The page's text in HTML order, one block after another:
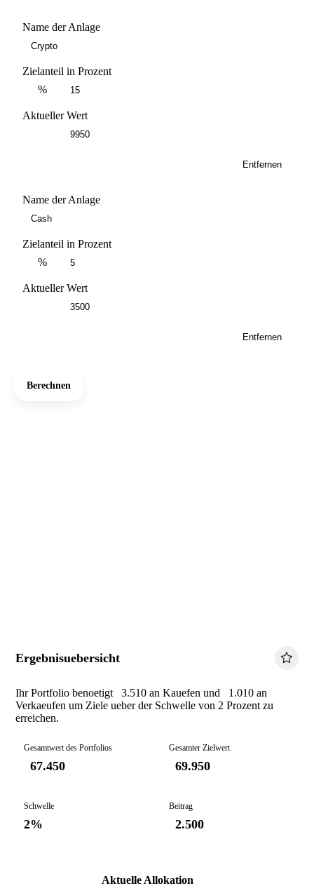
Name der Anlage
Zielanteil in Prozent
%
Aktueller Wert
Entfernen
Name der Anlage
Zielanteil in Prozent
%
Aktueller Wert
Entfernen
Berechnen
Ergebnisuebersicht
Ihr Portfolio benoetigt 3.510 an Kauefen und 1.010 an
Verkaeufen um Ziele ueber der Schwelle von 2 Prozent zu
erreichen.
Gesamtwert des Portfolios
67.450
Gesamter Zielwert
69.950
Schwelle
2%
Beitrag
2.500
Aktuelle Allokation